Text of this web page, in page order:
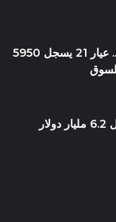
أسعار الذهب في مصر اليوم.. عيار 21 يسجل 5950